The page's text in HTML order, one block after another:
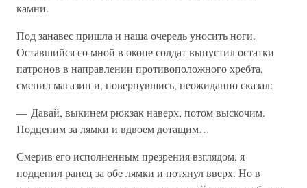
камни.
Под занавес пришла и наша очередь уносить ноги.
Оставшийся со мной в окопе солдат выпустил остатки
патронов в направлении противоположного хребта,
сменил магазин и, повернувшись, неожиданно сказал:
— Давай, выкинем рюкзак наверх, потом выскочим.
Подцепим за лямки и вдвоем дотащим…
Смерив его исполненным презрения взглядом, я
подцепил ранец за обе лямки и потянул вверх. Но в